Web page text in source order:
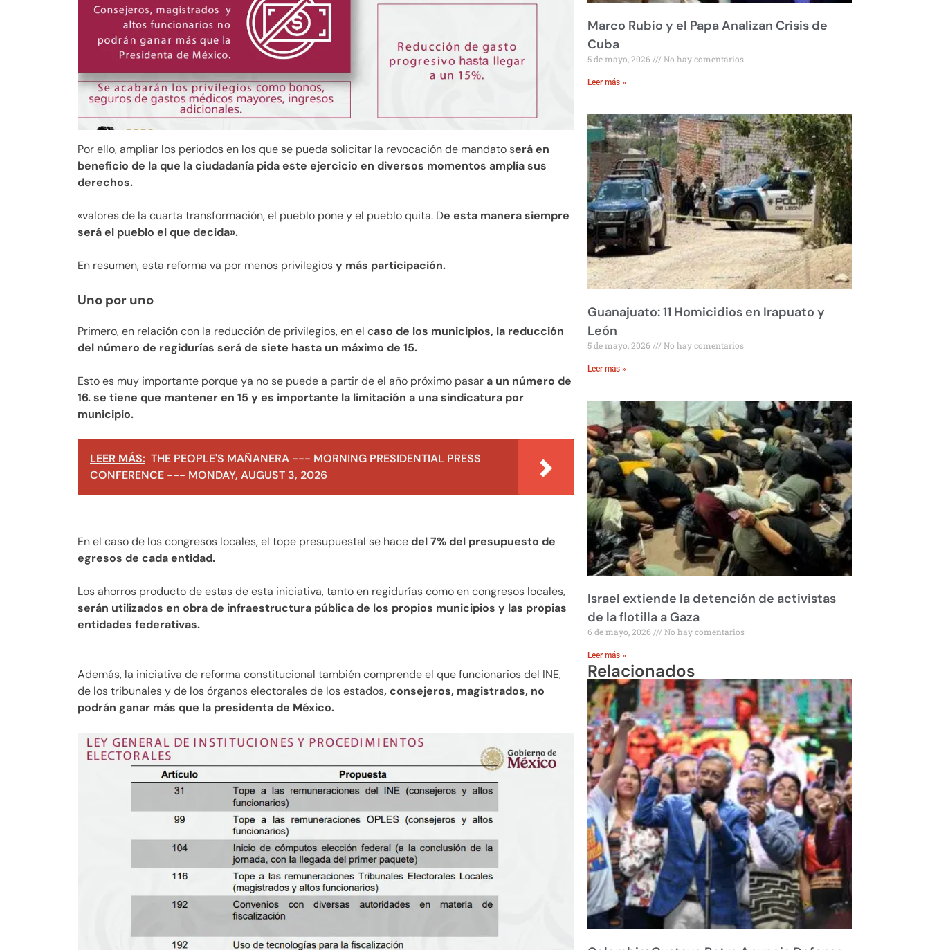
Por ello, ampliar los periodos en los que se pueda solicitar la revocación de mandato será en
beneficio de la que la ciudadanía pida este ejercicio en diversos momentos amplía sus
derechos.
«valores de la cuarta transformación, el pueblo pone y el pueblo quita. De esta manera siempre
será el pueblo el que decida».
En resumen, esta reforma va por menos privilegiosy más participación.
Uno por uno
Primero, en relación con la reducción de privilegios, en el caso de los municipios, la reducción
del número de regidurías será de siete hasta un máximo de 15.
Esto es muy importante porque ya no se puede a partir de el año próximo pasara un número de
16. se tiene que mantener en 15 y es importante la limitación a una sindicatura por
municipio.
LEER MÁS: THE PEOPLE'S MAÑANERA --- MORNING PRESIDENTIAL PRESS
CONFERENCE --- MONDAY, AUGUST 3, 2026
En el caso de los congresos locales, el tope presupuestal se hacedel 7% del presupuesto de
egresos de cada entidad.
Los ahorros producto de estas de esta iniciativa, tanto en regidurías como en congresos locales,
serán utilizados en obra de infraestructura pública de los propios municipios y las propias
entidades federativas.
Además, la iniciativa de reforma constitucional también comprende el que funcionarios del INE,
de los tribunales y de los órganos electorales de los estados, consejeros, magistrados, no
podrán ganar más que la presidenta de México.
Marco Rubio y el Papa Analizan Crisis de
Cuba
5 de mayo, 2026 No hay comentarios
Leer más »
Guanajuato: 11 Homicidios en Irapuato y
León
5 de mayo, 2026 No hay comentarios
Leer más »
Israel extiende la detención de activistas
de la flotilla a Gaza
6 de mayo, 2026 No hay comentarios
Leer más »
Relacionados